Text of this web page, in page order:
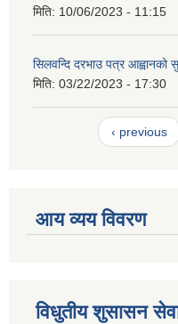
मिति: 10/06/2023 - 11:15
सिलवन्दि दरभाउ पत्र आह्वानको
मिति: 03/22/2023 - 17:30
‹ previous
आय व्यय विवरण
विधुतीय शुसासन